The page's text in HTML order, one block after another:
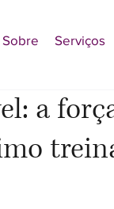
Sobre Serviços
a